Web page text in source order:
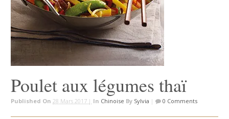
Poulet aux légumes thaï
Published On 28 Mars 2017 | In Chinoise By Sylvia | 0 Comments